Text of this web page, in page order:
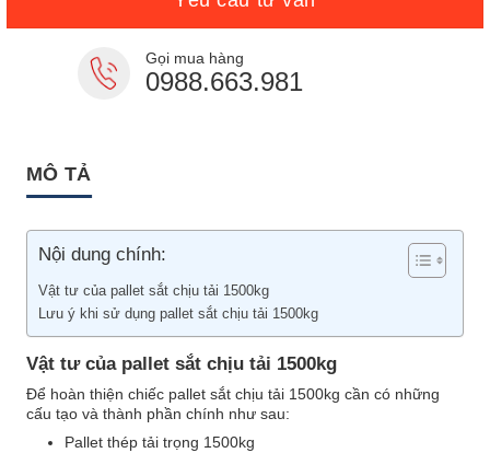
Gọi mua hàng
0988.663.981
MÔ TẢ
Nội dung chính:
Vật tư của pallet sắt chịu tải 1500kg
Lưu ý khi sử dụng pallet sắt chịu tải 1500kg
Vật tư của pallet sắt chịu tải 1500kg
Để hoàn thiện chiếc pallet sắt chịu tải 1500kg cần có những
cấu tạo và thành phần chính như sau:
Pallet thép tải trọng 1500kg